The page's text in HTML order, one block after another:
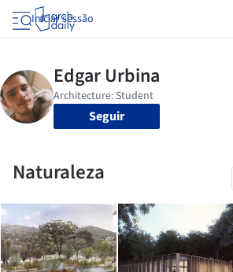
Iniciar sessão
Seguir
Naturaleza